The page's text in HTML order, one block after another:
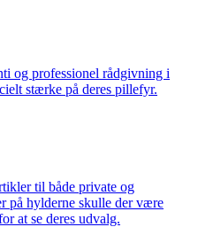
og professionel rådgivning i
stærke på deres pillefyr.
til både private og
på hylderne skulle der være
at se deres udvalg.